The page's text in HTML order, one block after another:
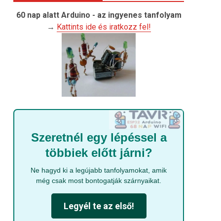
60 nap alatt Arduino - az ingyenes tanfolyam
→ Kattints ide és iratkozz fel!
Szeretnél egy lépéssel a
többiek előtt járni?
Ne hagyd ki a legújabb tanfolyamokat, amik
még csak most bontogatják szárnyaikat.
Legyél te az első!